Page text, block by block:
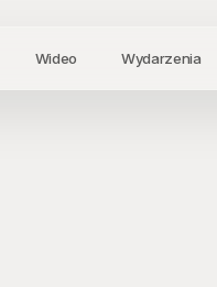
Wideo Wydarzenia